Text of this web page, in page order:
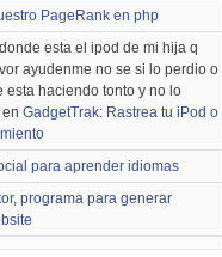
PageRank en php
esta el ipod de mi hija q
ayudenme no se si lo perdio o
esta haciendo tonto y no lo
GadgetTrak: Rastrea tu iPod o
para aprender idiomas
programa para generar